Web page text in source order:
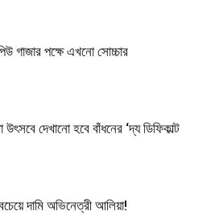
গাজার পক্ষে এখনো সোচ্চার
উৎসবে দেখানো হবে বাঁধনের ‘দ্য ডিফিকাল্ট
দামি অভিনেত্রী আলিয়া!